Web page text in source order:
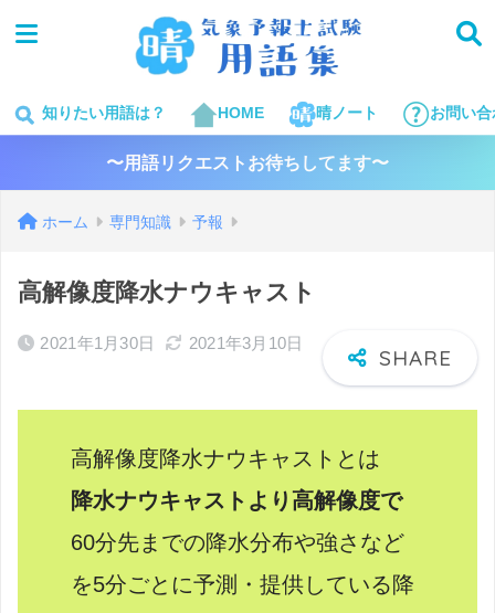
知りたい用語は？ HOME 晴ノート お問い
〜用語リクエストお待ちしてます〜
ホーム 専門知識 予報
高解像度降水ナウキャスト
2021年1月30日 2021年3月10日
高解像度降水ナウキャストとは
降水ナウキャストより高解像度で
60分先までの降水分布や強さなど
を5分ごとに予測・提供している降